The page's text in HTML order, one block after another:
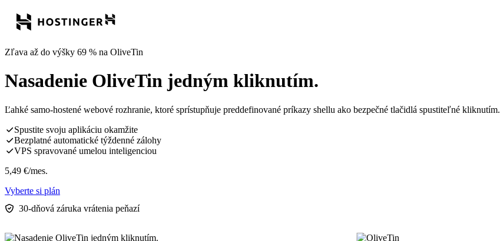
Zľava až do výšky 69 % na OliveTin
Nasadenie OliveTin jedným kliknutím.
Ľahké samo-hostené webové rozhranie, ktoré sprístupňuje preddefinované príkazy shellu ako bezpečné tlačidlá spustiteľné kliknutím.
Spustite svoju aplikáciu okamžite
Bezplatné automatické týždenné zálohy
VPS spravované umelou inteligenciou
5,49 €/mes.
Vyberte si plán
30-dňová záruka vrátenia peňazí